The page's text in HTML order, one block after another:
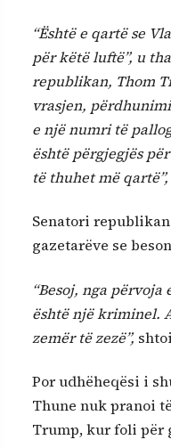
“Është e qartë se
për këtë luftë”, u
republikan, Thom
vrasjen,
e një numri të
është përgjegjës
të thuhet më qartë”,
Senatori
gazetarëve se
“Besoj, nga
është një kriminel.
zemër të zezë”,
Por udhëheqësi i
Thune nuk pranoi
Trump, kur foli për